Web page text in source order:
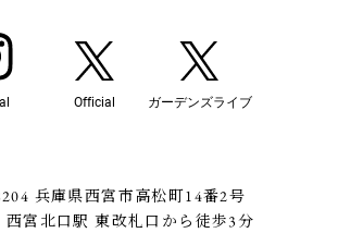
Official ガーデンズライブ
兵庫県西宮市高松町14番2号
西宮北口駅 東改札口から徒歩3分